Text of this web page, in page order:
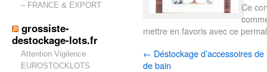
– FRANCE & EXPORT
grossiste-
destockage-lots.fr
Attention Vigilence
EUROSTOCKLOTS
Ce
mettre en favoris avecce
← Déstockage d’accessoires de
de bain